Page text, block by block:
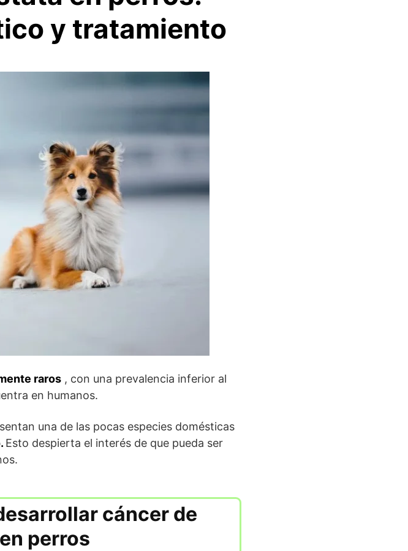
y tratamiento
raros , con una prevalencia inferior al
en humanos.
una de las pocas especies domésticas
Esto despierta el interés de que pueda ser
cáncer de
perros